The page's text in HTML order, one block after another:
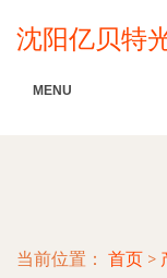
沈阳亿贝特
MENU
当前位置： 首页 >